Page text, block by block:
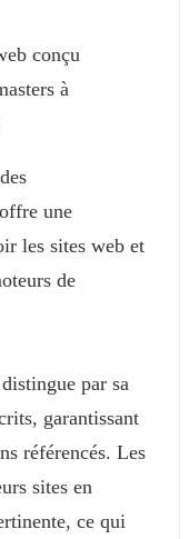
conçu
à
une
les sites web et
de
par sa
garantissant
référencés. Les
sites en
ce qui